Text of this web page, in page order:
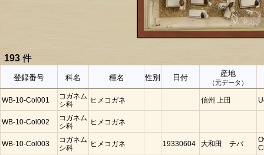
193 件
登録番号 科名 種名 性別 日付 産地
（元データ）
WB-10-Col001
コガネム
シ科
ヒメコガネ 信州 上田
WB-10-Col002
コガネム
シ科
ヒメコガネ
WB-10-Col003
コガネム
シ科
ヒメコガネ 19330604 大和田 チバ